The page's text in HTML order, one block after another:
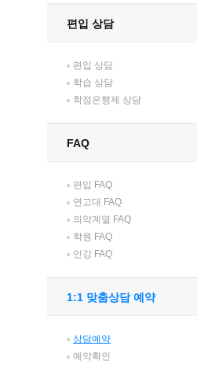
편입 상담
편입 상담
학습 상담
학점은행제 상담
FAQ
편입 FAQ
연고대 FAQ
의약계열 FAQ
학원 FAQ
인강 FAQ
1:1 맞춤상담 예약
상담예약
예약확인